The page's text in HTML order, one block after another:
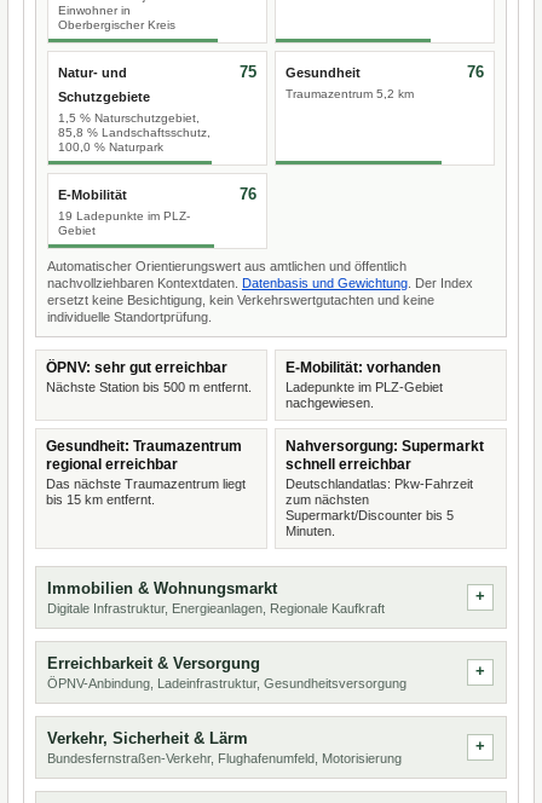
Einwohner in
Oberbergischer Kreis
Natur- und
Schutzgebiete
1,5 % Naturschutzgebiet,
85,8 % Landschaftsschutz,
100,0 % Naturpark
75 Gesundheit
Traumazentrum 5,2 km
76
E-Mobilität
19 Ladepunkte im PLZ-
Gebiet
76
Automatischer Orientierungswert aus amtlichen und öffentlich
nachvollziehbaren Kontextdaten. Datenbasis und Gewichtung . Der Index
ersetzt keine Besichtigung, kein Verkehrswertgutachten und keine
individuelle Standortprüfung.
ÖPNV: sehr gut erreichbar
Nächste Station bis 500 m entfernt.
E-Mobilität: vorhanden
Ladepunkte im PLZ-Gebiet
nachgewiesen.
Gesundheit: Traumazentrum
regional erreichbar
Das nächste Traumazentrum liegt
bis 15 km entfernt.
Nahversorgung: Supermarkt
schnell erreichbar
Deutschlandatlas: Pkw-Fahrzeit
zum nächsten
Supermarkt/Discounter bis 5
Minuten.
Immobilien & Wohnungsmarkt
Digitale Infrastruktur, Energieanlagen, Regionale Kaufkraft
Erreichbarkeit & Versorgung
ÖPNV-Anbindung, Ladeinfrastruktur, Gesundheitsversorgung
Verkehr, Sicherheit & Lärm
Bundesfernstraßen-Verkehr, Flughafenumfeld, Motorisierung